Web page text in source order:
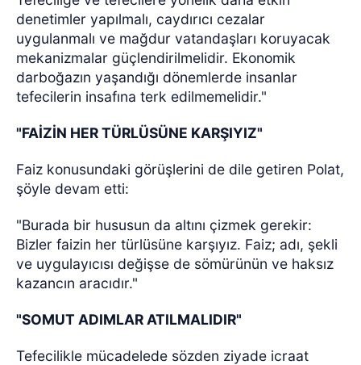
denetimler yapılmalı, caydırıcı cezalar
uygulanmalı ve mağdur vatandaşları koruyacak
mekanizmalar güçlendirilmelidir. Ekonomik
darboğazın yaşandığı dönemlerde insanlar
tefecilerin insafına terk edilmemelidir."
"FAİZİN HER TÜRLÜSÜNE KARŞIYIZ"
Faiz konusundaki görüşlerini de dile getiren Polat,
şöyle devam etti:
"Burada bir hususun da altını çizmek gerekir:
Bizler faizin her türlüsüne karşıyız. Faiz; adı, şekli
ve uygulayıcısı değişse de sömürünün ve haksız
kazancın aracıdır."
"SOMUT ADIMLAR ATILMALIDIR"
Tefecilikle mücadelede sözden ziyade icraat